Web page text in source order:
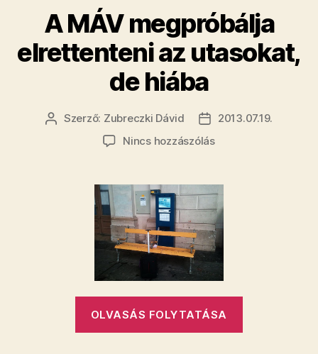
tegyünk
kárt
valamiben,
a
A MÁV megpróbálja
elrettenteni az utasokat,
de hiába
Bejegyzés
Szerző: Zubreczki Dávid
Bejegyzés
dátuma
2013.07.19.
Nincs hozzászólása(z)
megpróbálja
az
utasokat,
de
hiába
bejegyzéshez
OLVASÁS FOLYTATÁSA